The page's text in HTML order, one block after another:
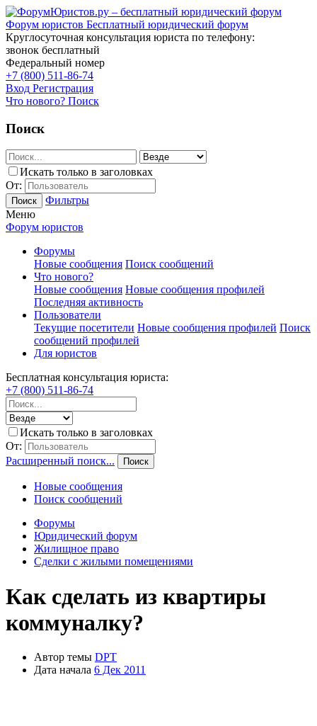
Форум юристов Бесплатный юридический форум
Круглосуточная консультация юриста по телефону:
звонок бесплатный
Федеральный номер
+7 (800) 511-86-74
Вход Регистрация
Что нового? Поиск
Поиск
Искать только в заголовках
От:
Поиск
Фильтры
Меню
Форум юристов
Форумы
Новые сообщения Поиск сообщений
Что нового?
Новые сообщения Новые сообщения профилей
Последняя активность
Пользователи
Текущие посетители Новые сообщения профилей Поиск
сообщений профилей
Для юристов
Бесплатная консультация юриста:
+7 (800) 511-86-74
Искать только в заголовках
От:
Расширенный поиск...
Поиск
Новые сообщения
Поиск сообщений
Форумы
Юридический форум
Жилищное право
Сделки с жилыми помещениями
Как сделать из квартиры
коммуналку?
Автор темы DPT
Дата начала 6 Дек 2011